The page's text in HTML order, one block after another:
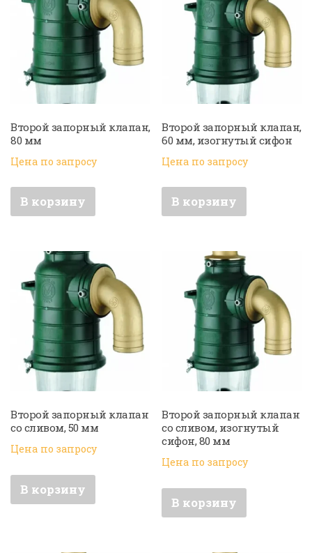
Второй запорный клапан,
80 мм
Цена по запросу
В корзину
Второй запорный клапан,
60 мм, изогнутый сифон
Цена по запросу
В корзину
Второй запорный клапан
со сливом, 50 мм
Цена по запросу
В корзину
Второй запорный клапан
со сливом, изогнутый
сифон, 80 мм
Цена по запросу
В корзину